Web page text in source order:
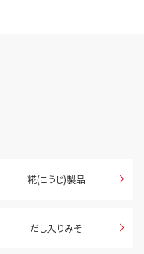
糀(こうじ)製品
だし入りみそ